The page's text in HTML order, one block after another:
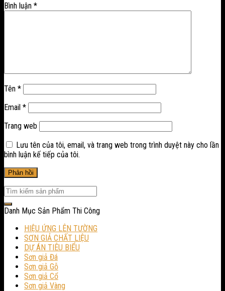
Bình luận *
Tên *
Email *
Trang web
Lưu tên của tôi, email, và trang web trong trình duyệt này cho lần
bình luận kế tiếp của tôi.
Danh Mục Sản Phẩm Thi Công
HIỆU ỨNG LÊN TƯỜNG
SƠN GIẢ CHẤT LIỆU
DỰ ÁN TIÊU BIỂU
Sơn giả Đá
Sơn giả Gỗ
Sơn giả Cổ
Sơn giả Vàng